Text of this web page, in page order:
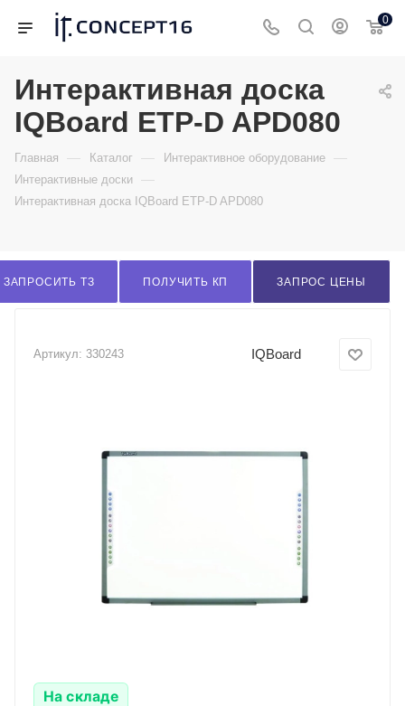
0
Интерактивная доска
IQBoard ETP-D APD080
Главная — Каталог — Интерактивное оборудование —
Интерактивные доски —
Интерактивная доска IQBoard ETP-D APD080
ЗАПРОСИТЬ ТЗ ПОЛУЧИТЬ КП ЗАПРОС ЦЕНЫ
Артикул: 330243 IQBoard
На складе